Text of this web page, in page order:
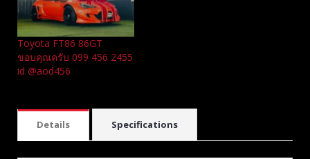
Toyota FT86 86GT
ขอบคุณครับ 099 456 2455
id @aod456
Details Specifications